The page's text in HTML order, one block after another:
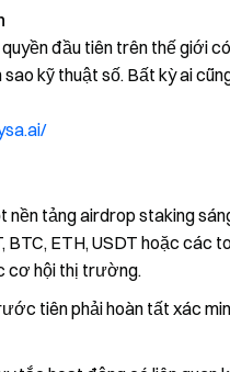
đầu tiên trên thế giới
kỹ thuật số. Bất kỳ ai
nền tảng airdrop staking
BTC, ETH, USDT hoặc các
cơ hội thị trường.
tiên phải hoàn tất xác